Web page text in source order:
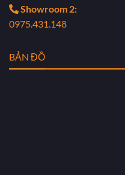
Showroom 2:
0975.431.148
BẢN ĐỒ